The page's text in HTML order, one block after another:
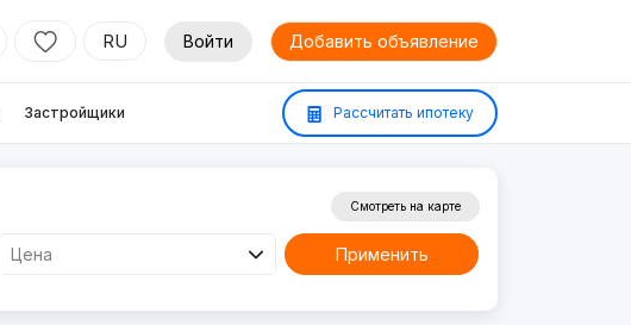
RU Войти Добавить объявление
Застройщики Рассчитать ипотеку
Цена
Смотреть на карте
Применить